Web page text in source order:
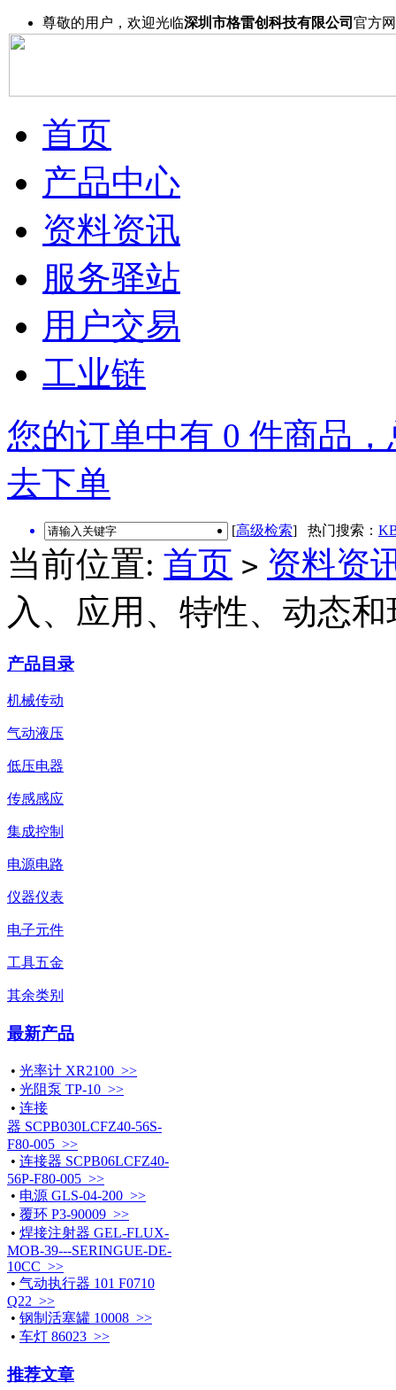
尊敬的用户，欢迎光临深圳市格雷创科技有限公司 官方
首页
产品中心
资料资讯
服务驿站
用户交易
工业链
您的订单中有 0 件商品
去下单
[高级检索] 热门搜索：
当前位置: 首页 > 资料资
入、应用、特性、动态
产品目录
机械传动
气动液压
低压电器
传感感应
集成控制
电源电路
仪器仪表
电子元件
工具五金
其余类别
最新产品
• 光率计 XR2100 >>
• 光阻泵 TP-10 >>
• 连接
器 SCPB030LCFZ40-56S-
F80-005 >>
• 连接器 SCPB06LCFZ40-
56P-F80-005 >>
• 电源 GLS-04-200 >>
• 覆环 P3-90009 >>
• 焊接注射器 GEL-FLUX-
MOB-39---SERINGUE-DE-
10CC >>
• 气动执行器 101 F0710
Q22 >>
• 钢制活塞罐 10008 >>
• 车灯 86023 >>
推荐文章